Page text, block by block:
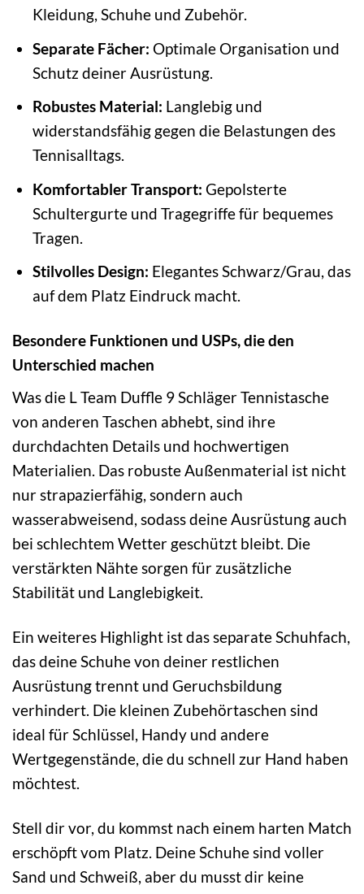
Kleidung, Schuhe und Zubehör.
Separate Fächer: Optimale Organisation und
Schutz deiner Ausrüstung.
Robustes Material: Langlebig und
widerstandsfähig gegen die Belastungen des
Tennisalltags.
Komfortabler Transport: Gepolsterte
Schultergurte und Tragegriffe für bequemes
Tragen.
Stilvolles Design: Elegantes Schwarz/Grau, das
auf dem Platz Eindruck macht.
Besondere Funktionen und USPs, die den
Unterschied machen
Was die L Team Duffle 9 Schläger Tennistasche
von anderen Taschen abhebt, sind ihre
durchdachten Details und hochwertigen
Materialien. Das robuste Außenmaterial ist nicht
nur strapazierfähig, sondern auch
wasserabweisend, sodass deine Ausrüstung auch
bei schlechtem Wetter geschützt bleibt. Die
verstärkten Nähte sorgen für zusätzliche
Stabilität und Langlebigkeit.
Ein weiteres Highlight ist das separate Schuhfach,
das deine Schuhe von deiner restlichen
Ausrüstung trennt und Geruchsbildung
verhindert. Die kleinen Zubehörtaschen sind
ideal für Schlüssel, Handy und andere
Wertgegenstände, die du schnell zur Hand haben
möchtest.
Stell dir vor, du kommst nach einem harten Match
erschöpft vom Platz. Deine Schuhe sind voller
Sand und Schweiß, aber du musst dir keine